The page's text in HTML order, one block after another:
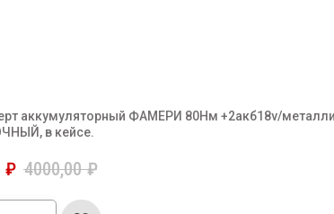
аккумуляторный ФАМЕРИ 80Нм +2акб18v/
в кейсе.
₽ 4000,00 ₽